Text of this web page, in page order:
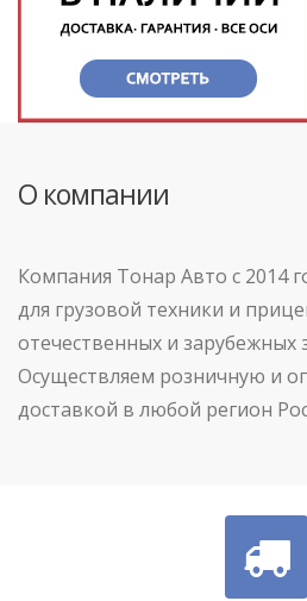
О компании
Компания Тонар Авто с 2014
для грузовой техники и
отечественных и зарубежных
Осуществляем розничную и
доставкой в любой регион